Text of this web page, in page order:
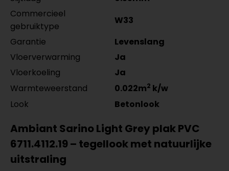
Commercieel
gebruiktype
W33
Garantie
Levenslang
Vloerverwarming
Ja
Vloerkoeling
Ja
Warmteweerstand
0.022m2 k/w
Look
Betonlook
Ambiant Sarino Light Grey plak PVC
6711.4112.19 – tegellook met natuurlijke
uitstraling